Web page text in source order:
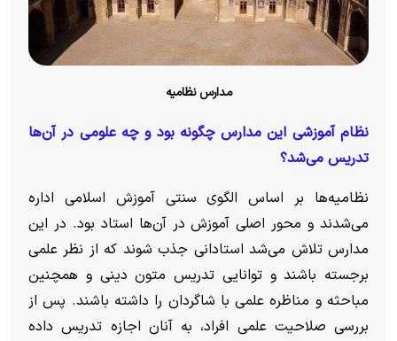
مدارس نظامیه
نظام آموزشی این مدارس چگونه بود و چه علومى در آن‌ها
تدریس می‌شد؟
نظامیه‌ها بر اساس الگوی سنتی آموزش اسلامی اداره
می‌شدند و محور اصلی آموزش در آن‌ها استاد بود. در این
مدارس تلاش می‌شد استادانی جذب شوند که از نظر علمی
برجسته باشند و توانایی تدریس متون دینی و همچنین
مباحثه و مناظره علمی با شاگردان را داشته باشند. پس از
بررسی صلاحیت علمی افراد، به آنان اجازه تدریس داده